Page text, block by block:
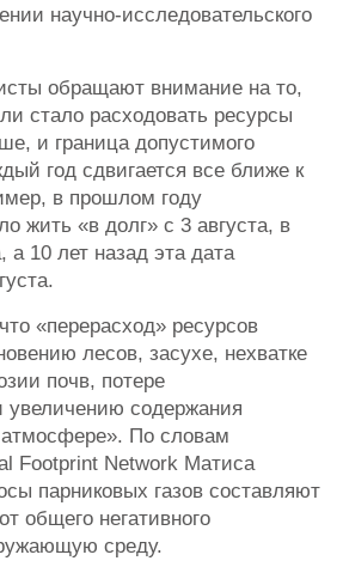
научно-исследовательского
обращают внимание на то,
стало расходовать ресурсы
и граница допустимого
год сдвигается все ближе к
в прошлом году
жить «в долг» с 3 августа, в
а 10 лет назад эта дата
«перерасход» ресурсов
лесов, засухе, нехватке
почв, потере
увеличению содержания
атмосфере». По словам
Footprint Network Матиса
парниковых газов составляют
общего негативного
среду.